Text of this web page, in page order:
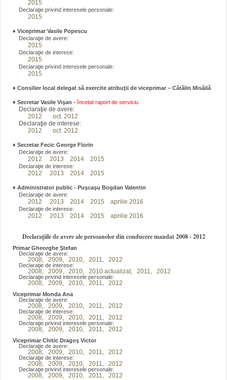
2015
Declaraţie privind interesele personale:
2015
♦ Viceprimar Vasile Popescu
Declaraţie de avere:
2015
Declaraţie de interese:
2015
Declaraţie privind interesele personale:
2015
♦ Consilier local delegat să exercite atribuţii de viceprimar – Cătălin Misăilă
♦ Secretar Vasile Vişan - încetat raport de serviciu
Declaraţie de avere:
2012
oct. 2012
Declaraţie de interese:
2012
oct. 2012
♦ Secretar Fecic George Florin
Declaraţie de avere:
2012 2013 2014 2015
Declaraţie de interese:
2012 2013 2014 2015
♦ Administrator public - Puşcaşu Bogdan Valentin
Declaraţie de avere:
2012 2013 2014 2015 aprilie 2016
Declaraţie de interese:
2012 2013 2014 2015 aprilie 2016
Declarațiile de avere ale persoanelor din conducere mandat 2008 - 2012
Primar Gheorghe Ştefan
Declaraţie de avere:
2008 2009 2010 2011 2012
Declaraţie de interese:
2008 2009 2010 2010 actualizat 2011 2012
Declaraţie privind interesele personale:
2008 2009 2010 2011 2012
Viceprimar Monda Ana
Declaraţie de avere:
2008 2009 2010 2011 2012
Declaraţie de interese:
2008 2009 2010 2011 2012
Declaraţie privind interesele personale:
2008 2009 2010 2011 2012
Viceprimar Chitic Dragoş Victor
Declaraţie de avere:
2008 2009 2010 2011 2012
Declaraţie de interese:
2008 2009 2010 2011 2012
Declaraţie privind interesele personale:
2008 2009 2010 2011 2012